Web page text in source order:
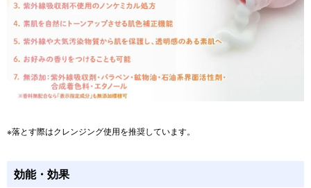
※落とす際はクレンジング使用を推奨しています。
効能・効果